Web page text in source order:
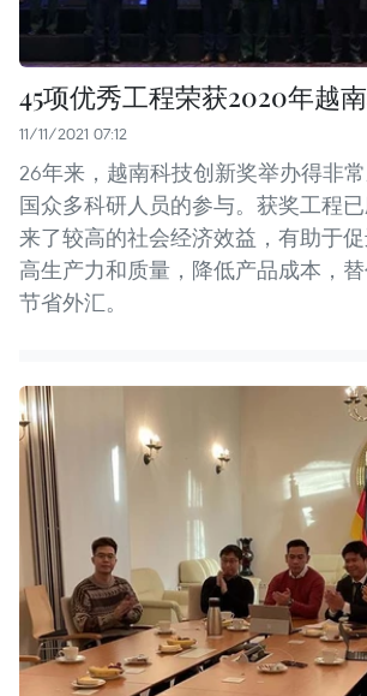
45项优秀工程荣获2020年越
11/11/2021 07:12
26年来，越南科技创新奖举办得非
国众多科研人员的参与。获奖工程
来了较高的社会经济效益，有助于
高生产力和质量，降低产品成本，
节省外汇。